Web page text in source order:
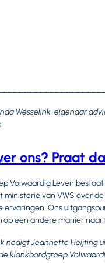
Wesselink, eigenaar
ons? Praat
Volwaardig Leven
ministerie van VWS over
ervaringen. Ons
op een andere manier naar
nodigt Jeannette Heijting
klankbordgroep